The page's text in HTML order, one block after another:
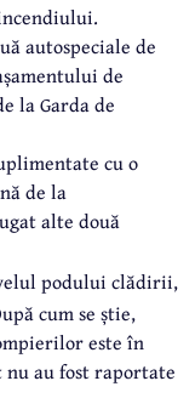
autospeciale de
de
la Garda de
cu o
de la
alte două
podului clădirii,
cum se știe,
este în
nu au fost raportate